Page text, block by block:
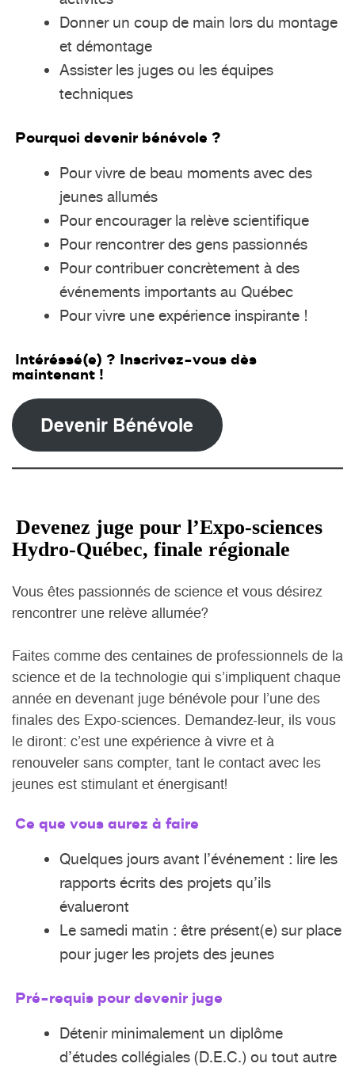
Donner un coup de main lors du montage
et démontage
Assister les juges ou les équipes
techniques
Pourquoi devenir bénévole ?
Pour vivre de beau moments avec des
jeunes allumés
Pour encourager la relève scientifique
Pour rencontrer des gens passionnés
Pour contribuer concrètement à des
événements importants au Québec
Pour vivre une expérience inspirante !
Intéréssé(e) ? Inscrivez-vous dès
maintenant !
Devenir Bénévole
Devenez juge pour l’Expo-sciences
Hydro-Québec, finale régionale
Vous êtes passionnés de science et vous désirez
rencontrer une relève allumée?
Faites comme des centaines de professionnels de la
science et de la technologie qui s’impliquent chaque
année en devenant juge bénévole pour l’une des
finales des Expo-sciences. Demandez-leur, ils vous
le diront: c’est une expérience à vivre et à
renouveler sans compter, tant le contact avec les
jeunes est stimulant et énergisant!
Ce que vous aurez à faire
Quelques jours avant l’événement : lire les
rapports écrits des projets qu’ils
évalueront
Le samedi matin : être présent(e) sur place
pour juger les projets des jeunes
Pré-requis pour devenir juge
Détenir minimalement un diplôme
d’études collégiales (D.E.C.) ou tout autre